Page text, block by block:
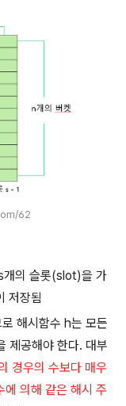
62
개의 슬롯(slot)을 가
저장됨
해시함수 h는 모든
공해야 한다. 대부
경우의 수보다 매우
에 의해 같은 해시 주